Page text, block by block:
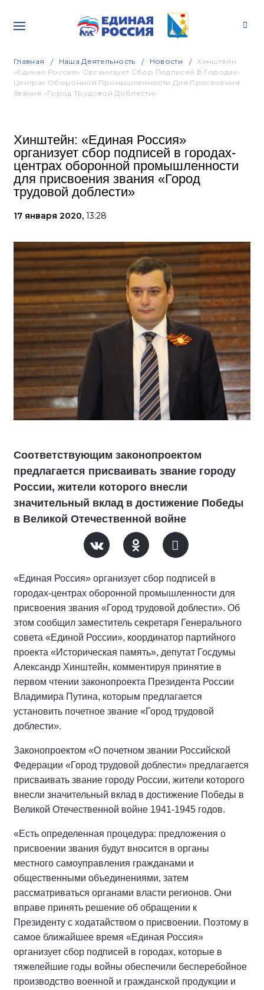
Главная Наша Деятельность Новости
Хинштейн:
«Единая Россия» Организует Сбор Подписей В Городах-
Центрах Оборонной Промышленности Для Присвоения
Звания «Город Трудовой Доблести»
Хинштейн: «Единая Россия»
организует сбор подписей в городах-
центрах оборонной промышленности
для присвоения звания «Город
трудовой доблести»
17 января 2020, 13:28
Соответствующим законопроектом
предлагается присваивать звание городу
России, жители которого внесли
значительный вклад в достижение Победы
в Великой Отечественной войне
«Единая Россия» организует сбор подписей в
городах-центрах оборонной промышленности для
присвоения звания «Город трудовой доблести». Об
этом сообщил заместитель секретаря Генерального
совета «Единой России», координатор партийного
проекта «Историческая память», депутат Госдумы
Александр Хинштейн, комментируя принятие в
первом чтении законопроекта Президента России
Владимира Путина, которым предлагается
установить почетное звание «Город трудовой
доблести».
Законопроектом «О почетном звании Российской
Федерации «Город трудовой доблести» предлагается
присваивать звание городу России, жители которого
внесли значительный вклад в достижение Победы в
Великой Отечественной войне 1941-1945 годов.
«Есть определенная процедура: предложения о
присвоении звания будут вносится в органы
местного самоуправления гражданами и
общественными объединениями, затем
рассматриваться органами власти регионов. Они
вправе принять решение об обращении к
Президенту с ходатайством о присвоении. Поэтому в
самое ближайшее время «Единая Россия»
организует сбор подписей в городах, которые в
тяжелейшие годы войны обеспечили бесперебойное
производство военной и гражданской продукции и